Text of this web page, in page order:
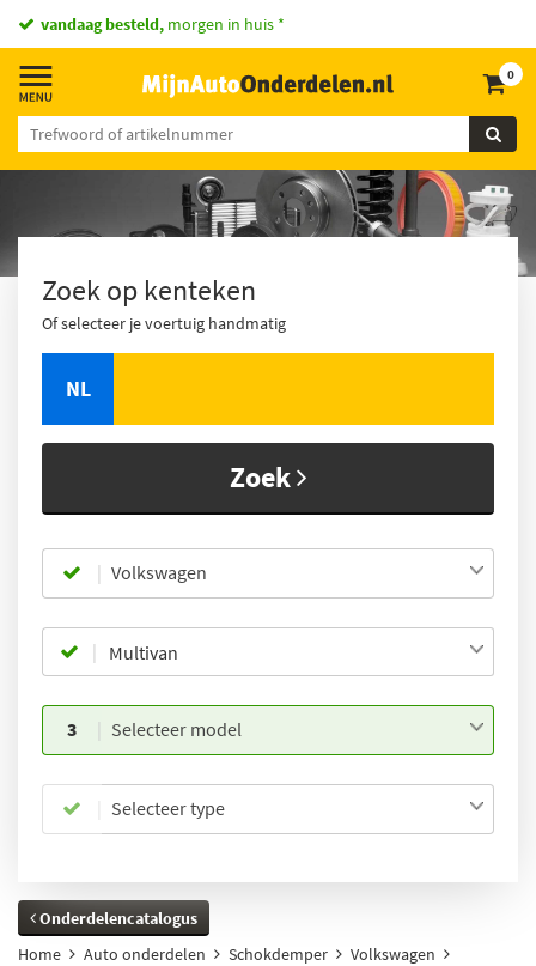
vandaag besteld, morgen in huis *
0
Zoek op kenteken
Of selecteer je voertuig handmatig
NL
Zoek
Volkswagen
3 Selecteer model
Selecteer type
Onderdelencatalogus
Home
Auto onderdelen Schokdemper
Volkswagen